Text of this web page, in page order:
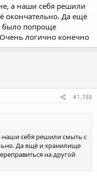
а наши себя решили
окончательно. Да ещё
было попроще
Очень логично конечно
#1,788
наши себя решили смыть с
Да ещё и хранилище
на другой